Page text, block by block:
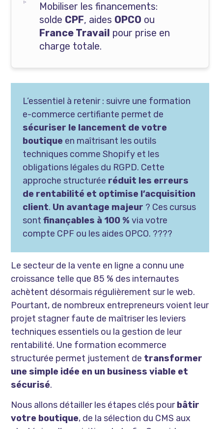
Mobiliser les financements:
solde CPF, aides OPCO ou
France Travail pour prise en
charge totale.
L’essentiel à retenir : suivre une formation
e-commerce certifiante permet de
sécuriser le lancement de votre
boutique en maîtrisant les outils
techniques comme Shopify et les
obligations légales du RGPD. Cette
approche structurée réduit les erreurs
de rentabilité et optimise l’acquisition
client. Un avantage majeur ? Ces cursus
sontfinançables à 100 % via votre
compte CPF ou les aides OPCO. ????
Le secteur de la vente en ligne a connu une
croissance telle que 85 % des internautes
achètent désormais régulièrement sur le web.
Pourtant, de nombreux entrepreneurs voient leur
projet stagner faute de maîtriser les leviers
techniques essentiels ou la gestion de leur
rentabilité. Une formation ecommerce
structurée permet justement de transformer
une simple idée en un business viable et
sécurisé.
Nous allons détailler les étapes clés pourbâtir
votre boutique, de la sélection du CMS aux